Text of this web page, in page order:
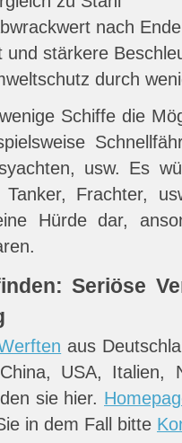
nach
stärkere
durch
Schiffe die
usw. Es
Frachter,
Hürde dar,
Seriöse
aus
USA, Italien,
sie hier.
in dem Fall bitte